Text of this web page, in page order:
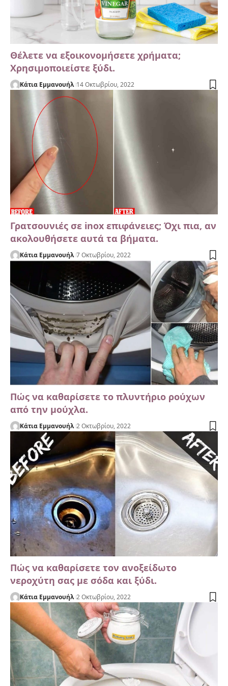
Θέλετε να εξοικονομήσετε χρήματα;
Χρησιμοποιείστε ξύδι.
Κάτια Εμμανουήλ 14 Οκτωβρίου, 2022
Γρατσουνιές σε inox επιφάνειες; Όχι πια, αν
ακολουθήσετε αυτά τα βήματα.
Κάτια Εμμανουήλ 7 Οκτωβρίου, 2022
Πώς να καθαρίσετε το πλυντήριο ρούχων
από την μούχλα.
Κάτια Εμμανουήλ 2 Οκτωβρίου, 2022
Πώς να καθαρίσετε τον ανοξείδωτο
νεροχύτη σας με σόδα και ξύδι.
Κάτια Εμμανουήλ 2 Οκτωβρίου, 2022